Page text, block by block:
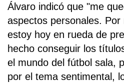
Álvaro indicó que "me
aspectos personales.
estoy hoy en rueda de
hecho conseguir los
el mundo del fútbol sala,
por el tema sentimental,